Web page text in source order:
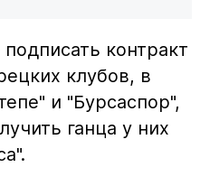
контракт
клубов, в
и "Бурсаспор",
ганца у них